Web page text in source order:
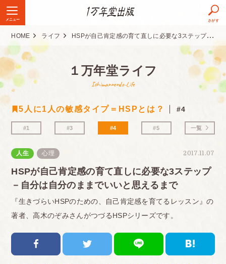
メニュー さがす
HOME ライフ HSPが自己肯定感の育て直しに必要な3ステップ－自分は自分のままでいいと思えるまで
１万年堂ライフ
Ichimannendo-Life
5人に1人の敏感タイプ＝HSPとは？ #4
#1 #3 #4 #5 一覧
2017.11.07
人生 心理
HSPが自己肯定感の育て直しに必要な3ステップ
－自分は自分のままでいいと思えるまで
『生きづらいHSPのための、自己肯定感を育てるレッスン』の
著者、高木のぞみさんがつづるHSPシリーズです。